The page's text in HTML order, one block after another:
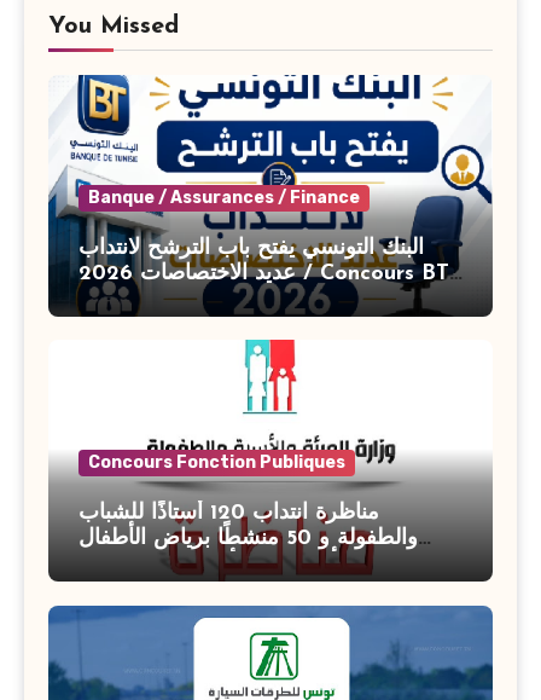
You Missed
Banque / Assurances / Finance
البنك التونسي يفتح باب الترشح لانتداب
عديد الاختصاصات 2026 / Concours BT
Banque de Tunisie 2026
Concours Fonction Publiques
مناظرة انتداب 120 أستاذًا للشباب
والطفولة و 50 منشطًا برياض الأطفال
بوزارة الأسرة والمرأة والطفولة وكبار